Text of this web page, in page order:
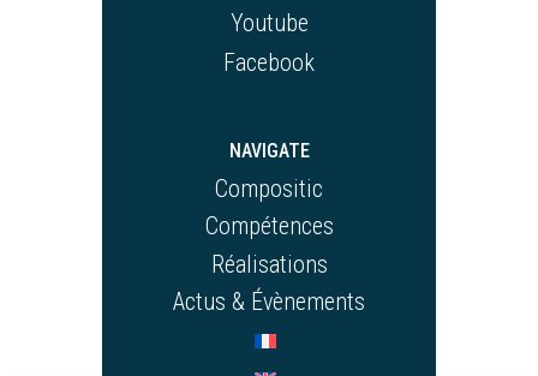
Youtube
Facebook
NAVIGATE
Compositic
Compétences
Réalisations
Actus & Évènements